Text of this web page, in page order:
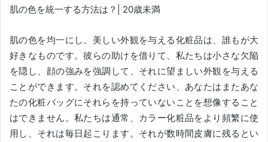
肌の色を統一する方法は？ 20歳未満
肌の色を均一にし、美しい外観を与える化粧品は、誰もが大
好きなものです。彼らの助けを借りて、私たちは小さな欠陥
を隠し、顔の強みを強調して、それに望ましい外観を与える
ことができます。 それを認めてください、あなたはまたあな
たの化粧バッグにそれらを持っていないことを想像すること
はできません。 私たちは通常、カラー化粧品をより頻繁に使
用し、それは毎日起こります。 それが数時間皮膚に残るとい